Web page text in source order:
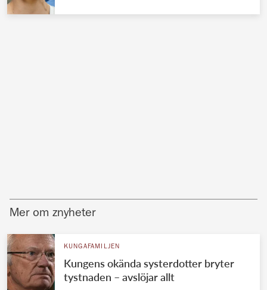
Mer om znyheter
KUNGAFAMILJEN
Kungens okända systerdotter bryter
tystnaden – avslöjar allt